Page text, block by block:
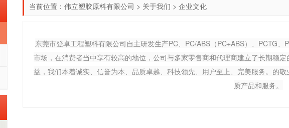
当前位置： 伟立塑胶原料有限公司 > 关于我们 > 企业文化
东莞市登卓工程塑料有限公司自主研发生产PC、PC/ABS（PC+ABS）、PCTG
市场，在消费者当中享有较高的地位，公司与多家零售商和代理商建立了长期稳
益，我们本着诚实、信誉为本、品质卓越、科技领先、用户至上、完美服务。的
质产品和服务。